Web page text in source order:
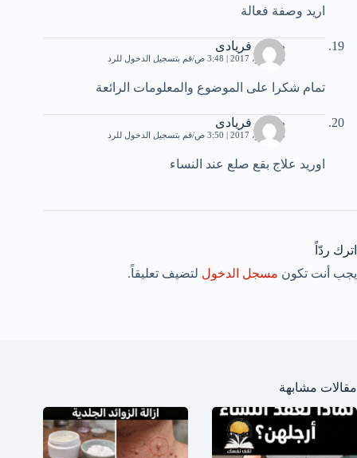
اريد وصفة فعالة
طارق فريادى
8 نوفمبر، 2017 | 3:48 ص قم بتسجيل الدخول للرد
تمام شكرا على الموضوع والمعلومات الرائعة
طارق فريادى
8 نوفمبر، 2017 | 3:50 ص قم بتسجيل الدخول للرد
اوريد علاج بقع صلع عند النساء
اترك ردّاً
يجب أنت تكون مسجل الدخول لتضيف تعليقاً.
مقالات مشابهة